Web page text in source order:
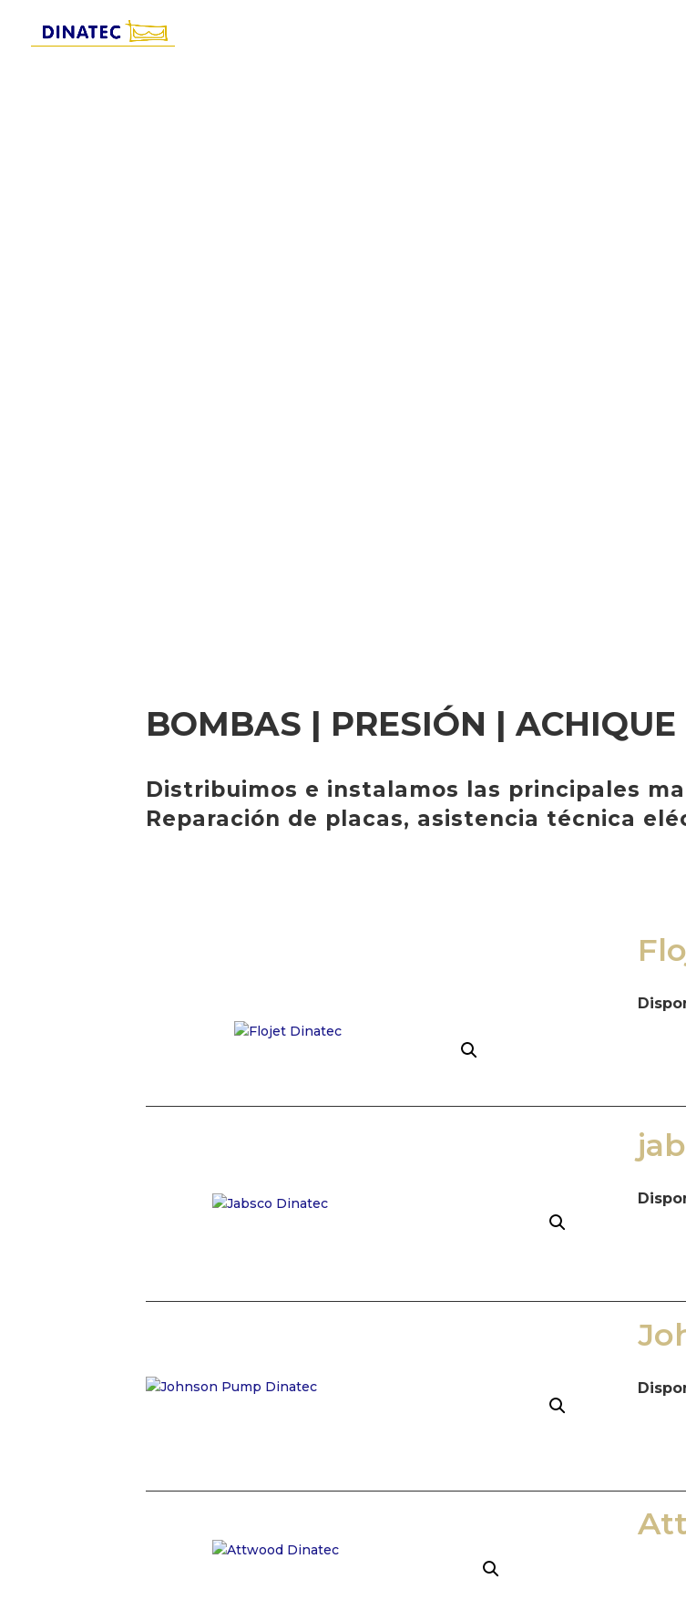
BOMBAS | PRESIÓN | ACHIQUE
Distribuimos e instalamos las principales
Reparación de placas, asistencia técnica